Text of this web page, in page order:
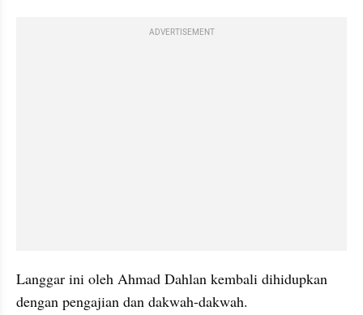
ADVERTISEMENT
Langgar ini oleh Ahmad Dahlan kembali dihidupkan
dengan pengajian dan dakwah-dakwah.